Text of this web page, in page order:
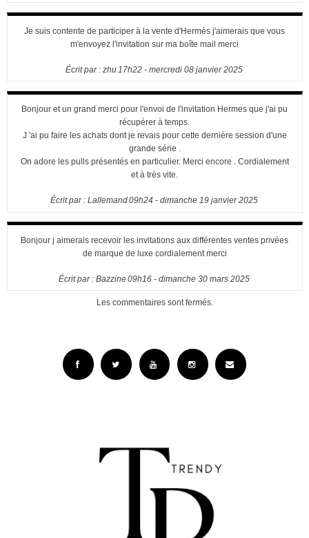
Je suis contente de participer à la vente d'Hermès j'aimerais que vous
m'envoyez l'invitation sur ma boîte mail merci
Écrit par :zhu 17h22 -mercredi 08 janvier 2025
Bonjour et un grand merci pour l'envoi de l'invitation Hermes que j'ai pu
récupérer à temps.
J 'ai pu faire les achats dont je revais pour cette dernière session d'une
grande série .
On adore les pulls présentés en particulier. Merci encore . Cordialement
et à très vite.
Écrit par :Lallemand09h24 -dimanche 19 janvier 2025
Bonjour j aimerais recevoir les invitations aux différentes ventes privées
de marque de luxe cordialement merci
Écrit par :Bazzine09h16 -dimanche 30 mars 2025
Les commentaires sont fermés.